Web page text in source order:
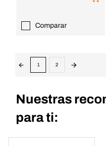
Comparar
1 2
Nuestras
para ti: